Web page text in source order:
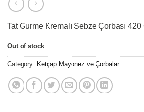
Tat Gurme Kremalı Sebze Çorbası 420
Out of stock
Category: Ketçap Mayonez ve Çorbalar